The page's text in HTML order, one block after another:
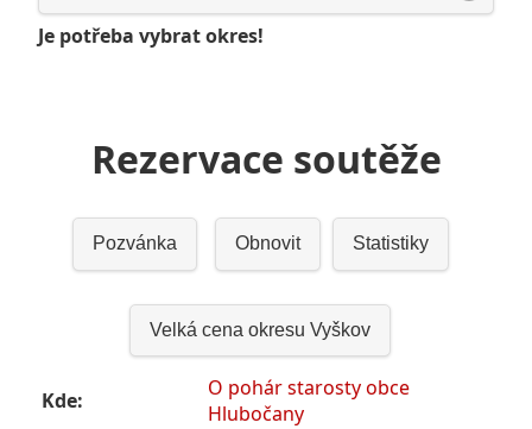
Je potřeba vybrat okres!
Rezervace soutěže
Pozvánka Obnovit Statistiky
Velká cena okresu Vyškov
Kde:
O pohár starosty obce
Hlubočany